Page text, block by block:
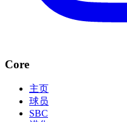
Core
主页
球员
SBC